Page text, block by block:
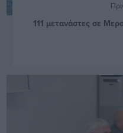
111 μετανάστες σε